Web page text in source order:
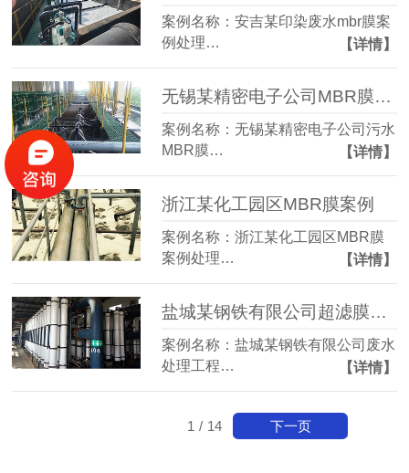
案例名称：安吉某印染废水mbr膜案
例处理…
【详情】
无锡某精密电子公司MBR膜案例
案例名称：无锡某精密电子公司污水
MBR膜…
【详情】
浙江某化工园区MBR膜案例
案例名称：浙江某化工园区MBR膜
案例处理…
【详情】
盐城某钢铁有限公司超滤膜案例
案例名称：盐城某钢铁有限公司废水
处理工程…
【详情】
1 / 14 下一页